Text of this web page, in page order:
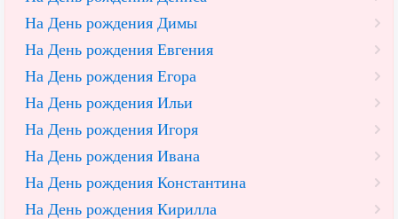
На День рождения Димы
На День рождения Евгения
На День рождения Егора
На День рождения Ильи
На День рождения Игоря
На День рождения Ивана
На День рождения Константина
На День рождения Кирилла